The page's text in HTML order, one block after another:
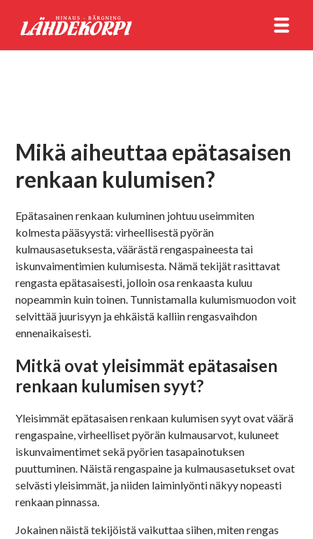
Mikä aiheuttaa epätasaisen
renkaan kulumisen?
Epätasainen renkaan kuluminen johtuu useimmiten
kolmesta pääsyystä: virheellisestä pyörän
kulmausasetuksesta, väärästä rengaspaineesta tai
iskunvaimentimien kulumisesta. Nämä tekijät rasittavat
rengasta epätasaisesti, jolloin osa renkaasta kuluu
nopeammin kuin toinen. Tunnistamalla kulumismuodon voit
selvittää juurisyyn ja ehkäistä kalliin rengasvaihdon
ennenaikaisesti.
Mitkä ovat yleisimmät epätasaisen
renkaan kulumisen syyt?
Yleisimmät epätasaisen renkaan kulumisen syyt ovat väärä
rengaspaine, virheelliset pyörän kulmausarvot, kuluneet
iskunvaimentimet sekä pyörien tasapainotuksen
puuttuminen. Näistä rengaspaine ja kulmausasetukset ovat
selvästi yleisimmät, ja niiden laiminlyönti näkyy nopeasti
renkaan pinnassa.
Jokainen näistä tekijöistä vaikuttaa siihen, miten rengas